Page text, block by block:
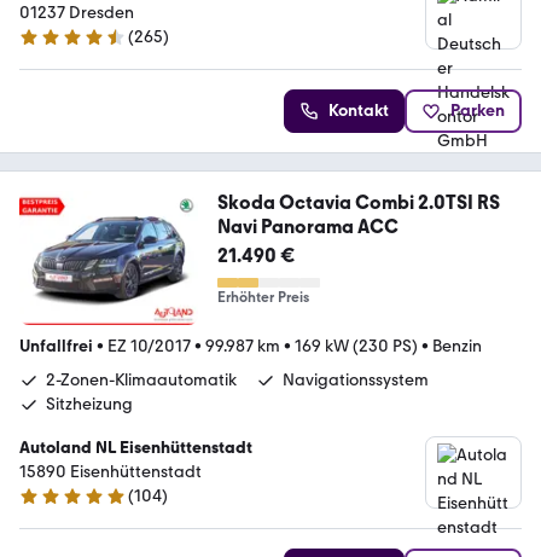
01237 Dresden
4.6 Sterne
(265)
Kontakt Parken
Skoda Octavia Combi 2.0TSI RS
Navi Panorama ACC
21.490 €
Erhöhter Preis
Unfallfrei • EZ 10/2017• 99.987 km • 169 kW (230 PS) • Benzin
2-Zonen-Klimaautomatik
Navigationssystem
Sitzheizung
Autoland NL Eisenhüttenstadt
15890 Eisenhüttenstadt
4.8 Sterne
(104)